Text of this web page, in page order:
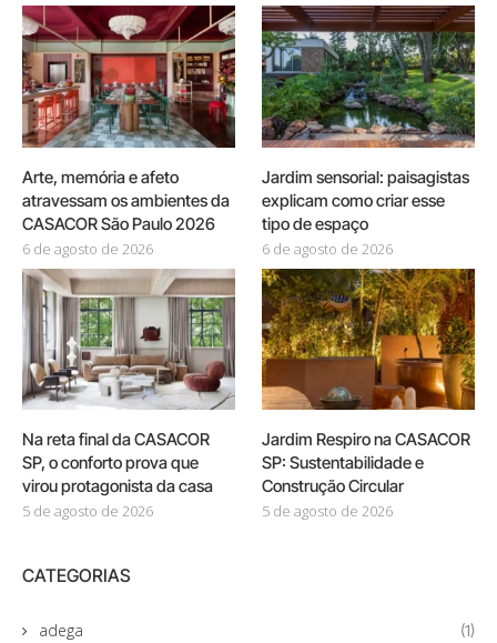
Arte, memória e afeto
atravessam os ambientes da
CASACOR São Paulo 2026
6 de agosto de 2026
Jardim sensorial: paisagistas
explicam como criar esse
tipo de espaço
6 de agosto de 2026
Na reta final da CASACOR
SP, o conforto prova que
virou protagonista da casa
5 de agosto de 2026
Jardim Respiro na CASACOR
SP: Sustentabilidade e
Construção Circular
5 de agosto de 2026
CATEGORIAS
adega (1)